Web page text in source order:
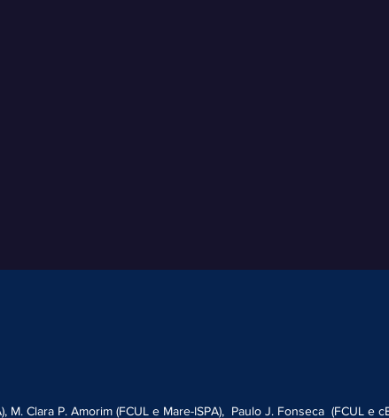
M. Clara P. Amorim (FCUL e Mare-ISPA), Paulo J. Fonseca (FCUL e